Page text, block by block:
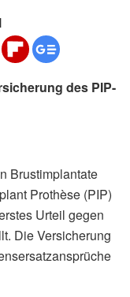
des PIP-
Brustimplantate
Prothèse (PIP)
Urteil gegen
Die Versicherung